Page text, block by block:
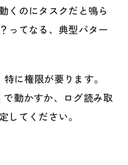
くのにタスクだと鳴ら
ってなる、典型パター
に権限が要ります。
で動かすか、ログ読み取
してください。